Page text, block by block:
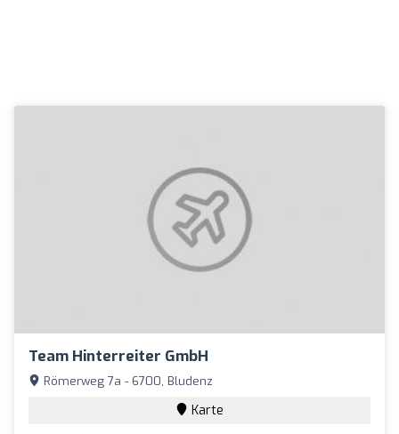
Team Hinterreiter GmbH
Römerweg 7a - 6700, Bludenz
Karte